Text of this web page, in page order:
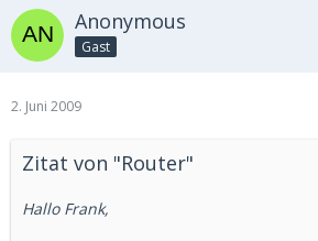
Anonymous
Gast
2. Juni 2009
Zitat von "Router"
Hallo Frank,